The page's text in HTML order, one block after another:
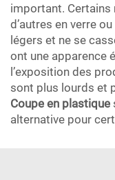
important. Certains
d’autres en verre
légers et ne se
ont une apparence
l’exposition des
sont plus lourds et
Coupe en plastique
alternative pour